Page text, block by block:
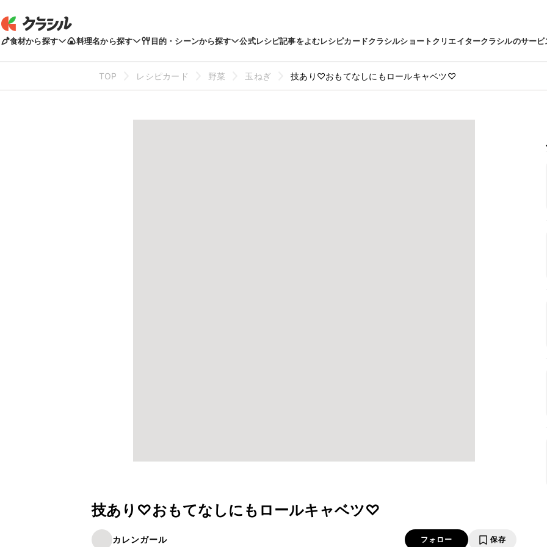
食材から探す 料理名から探す 目的・シーンから探す 公式レシピ記事をよむレシピカードクラシルショートクリエイタークラシルのサービ
TOP レシピカード 野菜 玉ねぎ 技あり♡おもてなしにもロールキャベツ♡
技あり♡おもてなしにもロールキャベツ♡
カレンガール フォロー 保存